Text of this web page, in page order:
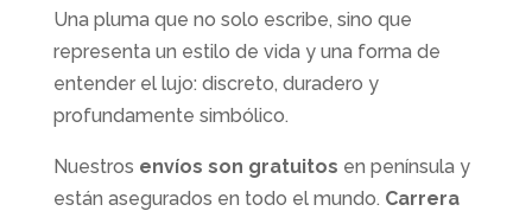
Una pluma que no solo escribe, sino que
representa un estilo de vida y una forma de
entender el lujo: discreto, duradero y
profundamente simbólico.
Nuestros envíos son gratuitos en península y
están asegurados en todo el mundo. Carrera